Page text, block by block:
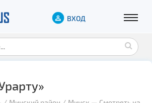
ВХОД